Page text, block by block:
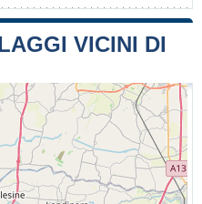
VICINI DI